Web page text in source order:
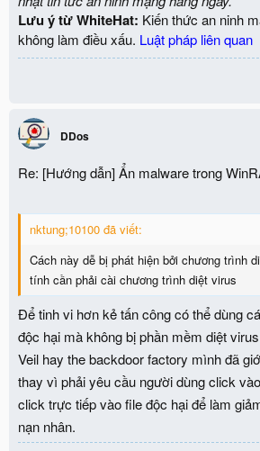
Lưu ý từ WhiteHat: Kiến thức an ninh
không làm điều xấu. Luật pháp liên quan
DDos
Re: [Hướng dẫn] Ẩn malware trong
nktung;10100 đã viết:
Cách này dễ bị phát hiện bởi chương trình
tính cần phải cài chương trình diệt virus
Để tinh vi hơn kẻ tấn công có thể dùng
độc hại mà không bị phần mềm diệt
Veil hay the backdoor factory mình đã
thay vì phải yêu cầu người dùng click
click trực tiếp vào file độc hại để làm
nạn nhân.